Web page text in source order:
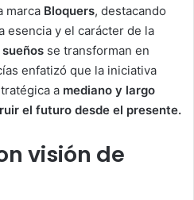
marca Bloquers, destacando
esencia y el carácter de la
sueños se transforman en
enfatizó que la iniciativa
a mediano y largo
el futuro desde el presente.
visión de